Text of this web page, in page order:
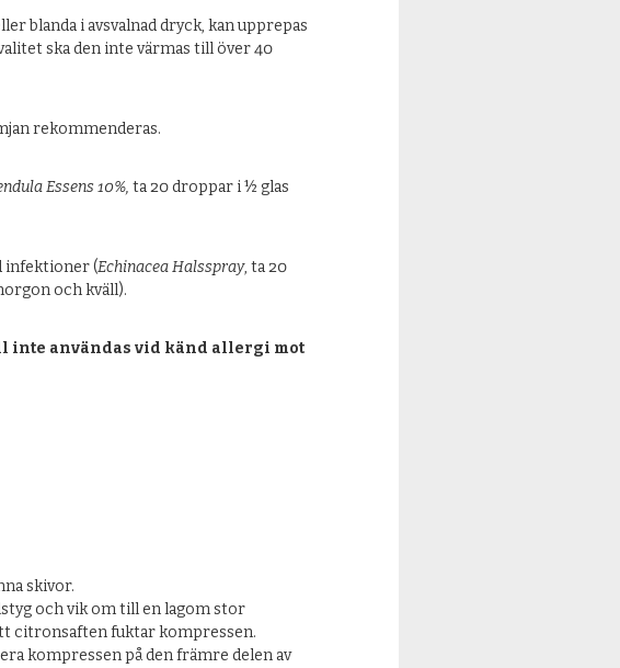
blanda i avsvalnad dryck, kan upprepas
ska den inte värmas till över 40
rekommenderas.
Essens 10%, ta 20 droppar i ½ glas
infektioner (Echinacea Halsspray, ta 20
och kväll).
inte användas vid känd allergi mot
skivor.
och vik om till en lagom stor
citronsaften fuktar kompressen.
kompressen på den främre delen av